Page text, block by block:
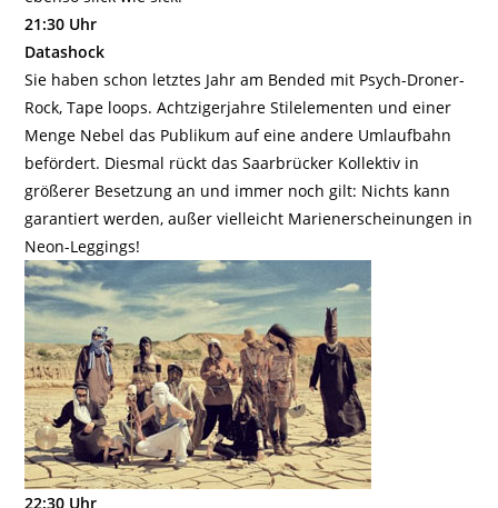
21:30 Uhr
Datashock
Sie haben schon letztes Jahr am Bended mit Psych-Droner-
Rock, Tape loops. Achtzigerjahre Stilelementen und einer
Menge Nebel das Publikum auf eine andere Umlaufbahn
befördert. Diesmal rückt das Saarbrücker Kollektiv in
größerer Besetzung an und immer noch gilt: Nichts kann
garantiert werden, außer vielleicht Marienerscheinungen in
Neon-Leggings!
22:30 Uhr